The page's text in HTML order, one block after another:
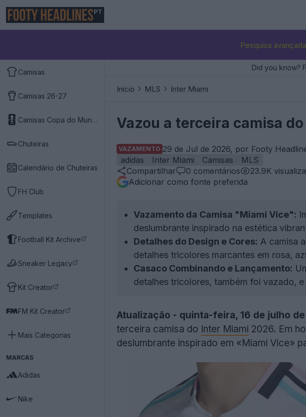
PT
Pesquisa
Camisas
Camisas 26-27
Camisas Copa do Mundo 2026
Chuteiras
Calendário de Chuteiras
FH Club
Templates
Football Kit Archive
Sneaker Legacy
Kit Creator
FM Kit Creator
Mais Categorias
MARCAS
Adidas
Nike
Did you know?
Início MLS Inter Miami
Vazou a terceira camisa
VAZAMENTO 29 de Jul de 2026, por Footy
adidas
Inter Miami Camisas
MLS
Compartilhar
0 comentários 23.9K
Adicionar como fonte preferida
Vazamento da Camisa "Miami Vice":
deslumbrante inspirado na estética
Detalhes do Design e Cores: A camisa
detalhes tricolores marcantes em rosa,
Casaco Combinando e Lançamento:
detalhes tricolores, também foi vazado,
Atualização - quinta-feira, 16 de julho
terceira camisa do Inter Miami 2026. Em
deslumbrante inspirado em «Miami Vice»